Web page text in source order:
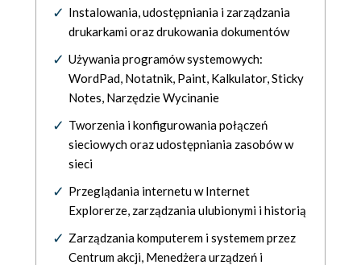
Instalowania, udostępniania i zarządzania
drukarkami oraz drukowania dokumentów
Używania programów systemowych:
WordPad, Notatnik, Paint, Kalkulator, Sticky
Notes, Narzędzie Wycinanie
Tworzenia i konfigurowania połączeń
sieciowych oraz udostępniania zasobów w
sieci
Przeglądania internetu w Internet
Explorerze, zarządzania ulubionymi i historią
Zarządzania komputerem i systemem przez
Centrum akcji, Menedżera urządzeń i